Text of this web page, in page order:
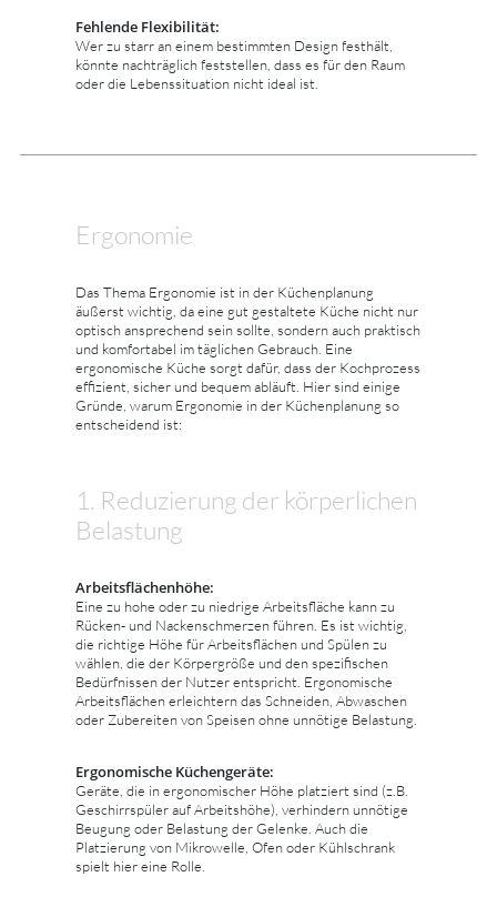
Fehlende Flexibilität:
Wer zu starr an einem bestimmten Design festhält,
könnte nachträglich feststellen, dass es für den Raum
oder die Lebenssituation nicht ideal ist.
Ergonomie
Das Thema Ergonomie ist in der Küchenplanung
äußerst wichtig, da eine gut gestaltete Küche nicht nur
optisch ansprechend sein sollte, sondern auch praktisch
und komfortabel im täglichen Gebrauch. Eine
ergonomische Küche sorgt dafür, dass der Kochprozess
effizient, sicher und bequem abläuft. Hier sind einige
Gründe, warum Ergonomie in der Küchenplanung so
entscheidend ist:
1. Reduzierung der körperlichen
Belastung
Arbeitsflächenhöhe:
Eine zu hohe oder zu niedrige Arbeitsfläche kann zu
Rücken- und Nackenschmerzen führen. Es ist wichtig,
die richtige Höhe für Arbeitsflächen und Spülen zu
wählen, die der Körpergröße und den spezifischen
Bedürfnissen der Nutzer entspricht. Ergonomische
Arbeitsflächen erleichtern das Schneiden, Abwaschen
oder Zubereiten von Speisen ohne unnötige Belastung.
Ergonomische Küchengeräte:
Geräte, die in ergonomischer Höhe platziert sind (z.B.
Geschirrspüler auf Arbeitshöhe), verhindern unnötige
Beugung oder Belastung der Gelenke. Auch die
Platzierung von Mikrowelle, Ofen oder Kühlschrank
spielt hier eine Rolle.